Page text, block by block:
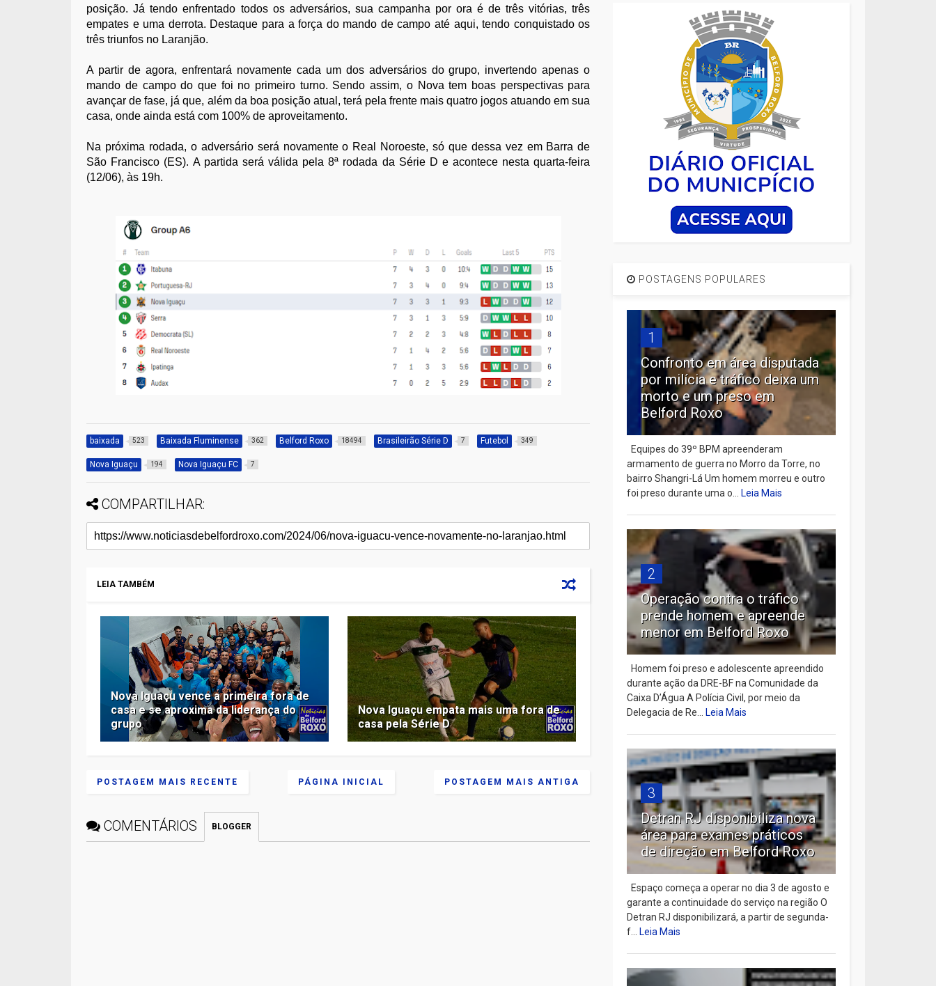
posição. Já tendo enfrentado todos os adversários, sua campanha por ora é de três vitórias, três
empates e uma derrota. Destaque para a força do mando de campo até aqui, tendo conquistado os
três triunfos no Laranjão.
A partir de agora, enfrentará novamente cada um dos adversários do grupo, invertendo apenas o
mando de campo do que foi no primeiro turno. Sendo assim, o Nova tem boas perspectivas para
avançar de fase, já que, além da boa posição atual, terá pela frente mais quatro jogos atuando em sua
casa, onde ainda está com 100% de aproveitamento.
Na próxima rodada, o adversário será novamente o Real Noroeste, só que dessa vez em Barra de
São Francisco (ES). A partida será válida pela 8ª rodada da Série D e acontece nesta quarta-feira
(12/06), às 19h.
baixada 523 Baixada Fluminense 362 Belford Roxo 18494 Brasileirão Série D 7 Futebol 349
Nova Iguaçu 194 Nova Iguaçu FC 7
COMPARTILHAR:
LEIA TAMBÉM
Nova Iguaçu vence a primeira fora de
casa e se aproxima da liderança do
grupo
Nova Iguaçu empata mais uma fora de
casa pela Série D
POSTAGEM MAIS RECENTE POSTAGEM MAIS ANTIGA
PÁGINA INICIAL
COMENTÁRIOS BLOGGER
POSTAGENS POPULARES
1
Confronto em área disputada
por milícia e tráfico deixa um
morto e um preso em
Belford Roxo
Equipes do 39º BPM apreenderam
armamento de guerra no Morro da Torre, no
bairro Shangri-Lá Um homem morreu e outro
foi preso durante uma o...Leia Mais
2
Operação contra o tráfico
prende homem e apreende
menor em Belford Roxo
Homem foi preso e adolescente apreendido
durante ação da DRE-BF na Comunidade da
Caixa D’Água A Polícia Civil, por meio da
Delegacia de Re...Leia Mais
3
Detran RJ disponibiliza nova
área para exames práticos
de direção em Belford Roxo
Espaço começa a operar no dia 3 de agosto e
garante a continuidade do serviço na região O
Detran RJ disponibilizará, a partir de segunda-
f...Leia Mais